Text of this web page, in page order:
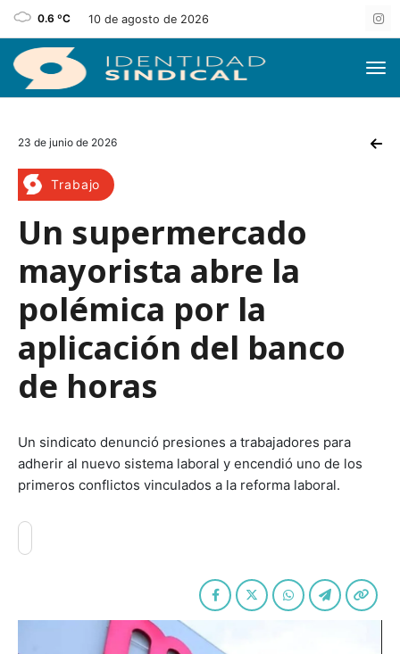
0.6 ºC 10 de agosto de 2026
23 de junio de 2026
Trabajo
Un supermercado
mayorista abre la
polémica por la
aplicación del banco
de horas
Un sindicato denunció presiones a trabajadores para
adherir al nuevo sistema laboral y encendió uno de los
primeros conflictos vinculados a la reforma laboral.